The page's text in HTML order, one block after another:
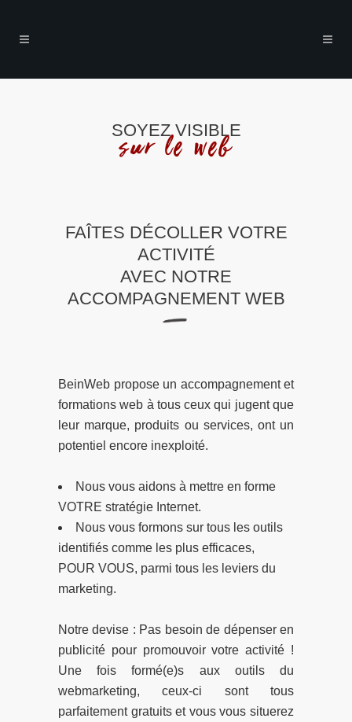
SOYEZ VISIBLE
sur le web
FAÎTES DÉCOLLER VOTRE
ACTIVITÉ
AVEC NOTRE
ACCOMPAGNEMENT WEB
BeinWeb propose un accompagnement et
formations web à tous ceux qui jugent que
leur marque, produits ou services, ont un
potentiel encore inexploité.
Nous vous aidons à mettre en forme
VOTRE stratégie Internet.
Nous vous formons sur tous les outils
identifiés comme les plus efficaces,
POUR VOUS, parmi tous les leviers du
marketing.
Notre devise : Pas besoin de dépenser en
publicité pour promouvoir votre activité !
Une fois formé(e)s aux outils du
webmarketing, ceux-ci sont tous
parfaitement gratuits et vous vous situerez